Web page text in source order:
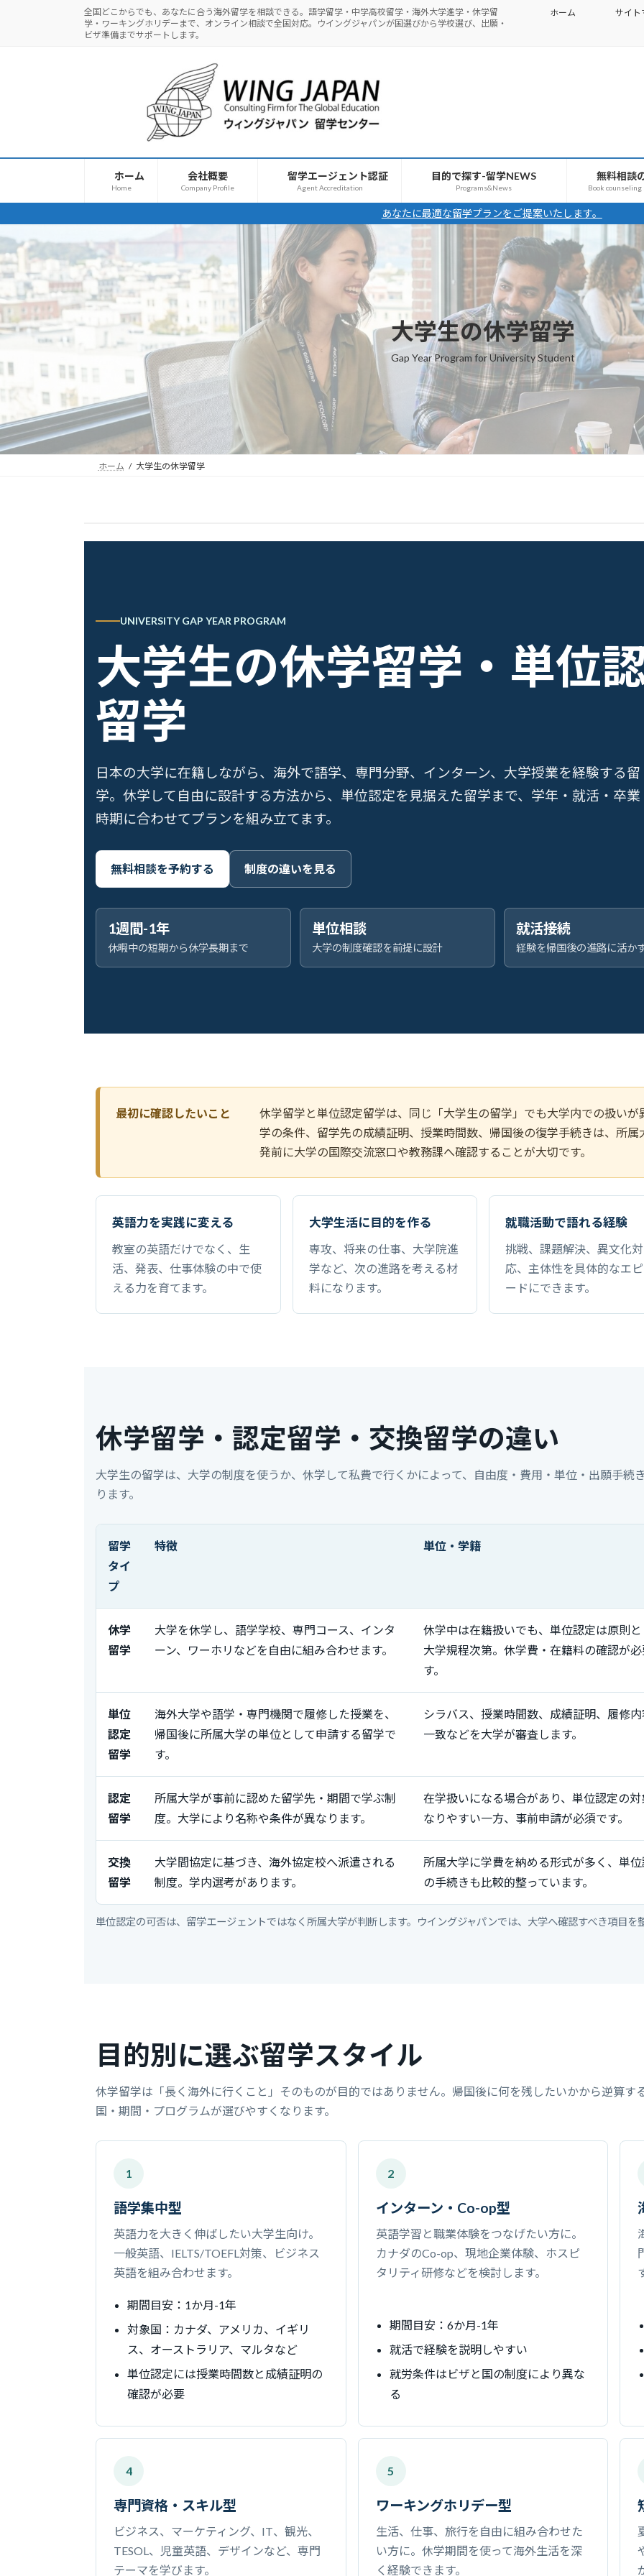
プ
動
全国どこからでも、あなたに合う海外留学を相談できる。語学留学・中学高校留学・海外大学進学・休学留
学・ワーキングホリデーまで、オンライン相談で全国対応。ウイングジャパンが国選びから学校選び、出願・
ビザ準備までサポートします。
ホーム サイト
ホーム
Home
会社概要
Company Profile
留学エージェント認証
Agent Accreditation
目的で探す-留学NEWS
Programs&News
無料相談
Book counseling
あなたに最適な留学プランをご提案いたします。
大学生の休学留学
Gap Year Program for University Student
ホーム 大学生の休学留学
UNIVERSITY GAP YEAR PROGRAM
大学生の休学留学・単位
留学
日本の大学に在籍しながら、海外で語学、専門分野、インターン、大学授業を経験する留
学。休学して自由に設計する方法から、単位認定を見据えた留学まで、学年・就活・卒業
時期に合わせてプランを組み立てます。
無料相談を予約する 制度の違いを見る
1週間-1年
休暇中の短期から休学長期まで
単位相談
大学の制度確認を前提に設計
就活接続
経験を帰国後の進路に活か
最初に確認したいこと
休学留学と単位認定留学は、同じ「大学生の留学」でも大学内での扱い
学の条件、留学先の成績証明、授業時間数、帰国後の復学手続きは、所
発前に大学の国際交流窓口や教務課へ確認することが大切です。
英語力を実践に変える
教室の英語だけでなく、生
活、発表、仕事体験の中で使
える力を育てます。
大学生活に目的を作る
専攻、将来の仕事、大学院進
学など、次の進路を考える材
料になります。
就職活動で語れる経験
挑戦、課題解決、異文化対
応、主体性を具体的なエ
ードにできます。
休学留学・認定留学・交換留学の違い
大学生の留学は、大学の制度を使うか、休学して私費で行くかによって、自由度・費用・単位・出願手続
ります。
留学
タイ
プ
特徴 単位・学籍
休学
留学
大学を休学し、語学学校、専門コース、インタ
ーン、ワーホリなどを自由に組み合わせます。
休学中は在籍扱いでも、単位認定は原則
大学規程次第。休学費・在籍料の確認が
す。
単位
認定
留学
海外大学や語学・専門機関で履修した授業を、
帰国後に所属大学の単位として申請する留学で
す。
シラバス、授業時間数、成績証明、履修
一致などを大学が審査します。
認定
留学
所属大学が事前に認めた留学先・期間で学ぶ制
度。大学により名称や条件が異なります。
在学扱いになる場合があり、単位認定の対
なりやすい一方、事前申請が必須です。
交換
留学
大学間協定に基づき、海外協定校へ派遣される
制度。学内選考があります。
所属大学に学費を納める形式が多く、単
の手続きも比較的整っています。
単位認定の可否は、留学エージェントではなく所属大学が判断します。ウイングジャパンでは、大学へ確認すべき項目
目的別に選ぶ留学スタイル
休学留学は「長く海外に行くこと」そのものが目的ではありません。帰国後に何を残したいかから逆算す
国・期間・プログラムが選びやすくなります。
1
語学集中型
英語力を大きく伸ばしたい大学生向け。
一般英語、IELTS/TOEFL対策、ビジネス
英語を組み合わせます。
期間目安：1か月-1年
対象国：カナダ、アメリカ、イギリ
ス、オーストラリア、マルタなど
単位認定には授業時間数と成績証明の
確認が必要
2
インターン・Co-op型
英語学習と職業体験をつなげたい方に。
カナダのCo-op、現地企業体験、ホスピ
タリティ研修などを検討します。
期間目安：6か月-1年
就活で経験を説明しやすい
就労条件はビザと国の制度により異な
る
4
専門資格・スキル型
ビジネス、マーケティング、IT、観光、
TESOL、児童英語、デザインなど、専門
テーマを学びます。
5
ワーキングホリデー型
生活、仕事、旅行を自由に組み合わせた
い方に。休学期間を使って海外生活を深
く経験できます。